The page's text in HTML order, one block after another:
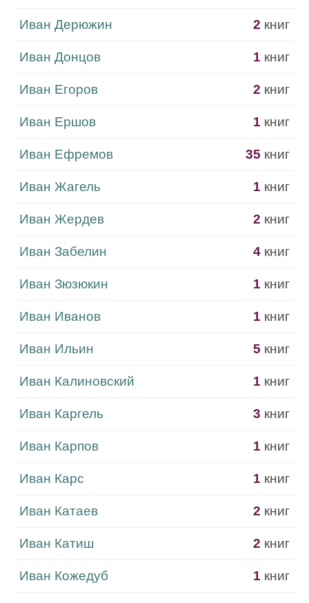
Иван Дерюжин 2 книг
Иван Донцов 1 книг
Иван Егоров 2 книг
Иван Ершов 1 книг
Иван Ефремов 35 книг
Иван Жагель 1 книг
Иван Жердев 2 книг
Иван Забелин 4 книг
Иван Зюзюкин 1 книг
Иван Иванов 1 книг
Иван Ильин 5 книг
Иван Калиновский 1 книг
Иван Каргель 3 книг
Иван Карпов 1 книг
Иван Карс 1 книг
Иван Катаев 2 книг
Иван Катиш 2 книг
Иван Кожедуб 1 книг